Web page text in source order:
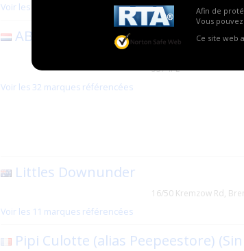
Afin de
Vous
Ce site web
Voir les 5 marques référencées
ABDL Factory
5374PE
Voir les 32 marques référencées
Littles Downunder
16/50 Kremzow Rd,
Voir les 11 marques référencées
Pipi Culotte (alias Peepeestore)